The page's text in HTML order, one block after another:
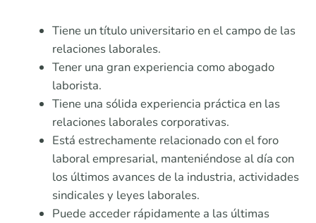
Tiene un título universitario en el campo de las
relaciones laborales.
Tener una gran experiencia como abogado
laborista.
Tiene una sólida experiencia práctica en las
relaciones laborales corporativas.
Está estrechamente relacionado con el foro
laboral empresarial, manteniéndose al día con
los últimos avances de la industria, actividades
sindicales y leyes laborales.
Puede acceder rápidamente a las últimas